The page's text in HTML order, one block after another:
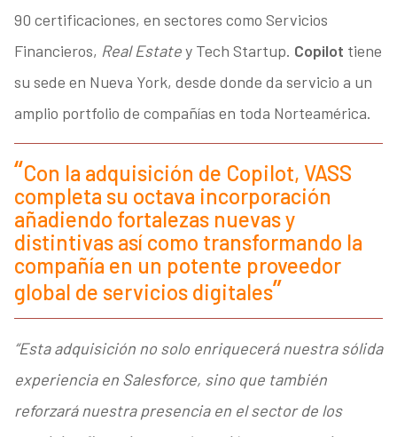
90 certificaciones, en sectores como Servicios
Financieros, Real Estatey Tech Startup. Copilot tiene
su sede en Nueva York, desde donde da servicio a un
amplio portfolio de compañías en toda Norteamérica.
Con la adquisición de Copilot, VASS
completa su octava incorporación
añadiendo fortalezas nuevas y
distintivas así como transformando la
compañía en un potente proveedor
global de servicios digitales
“Esta adquisición no solo enriquecerá nuestra sólida
experiencia en Salesforce, sino que también
reforzará nuestra presencia en el sector de los